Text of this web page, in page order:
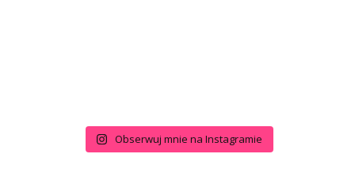
Obserwuj mnie na Instagramie